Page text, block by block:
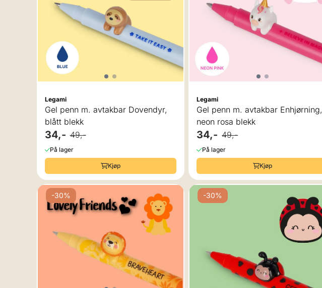
Legami
Gel penn m. avtakbar Dovendyr,
blått blekk
34,- 49,-
På lager
Kjøp
Legami
Gel penn m. avtakbar Enhjørning,
neon rosa blekk
34,- 49,-
På lager
Kjøp
-30% -30%